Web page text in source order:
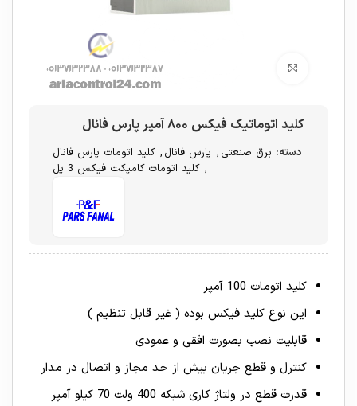
کلید اتوماتیک فیکس ۸۰۰ آمپر پارس فانال
دسته: برق صنعتی , پارس فانال , کلید اتومات پارس فانال
, کلید اتومات کامپکت فیکس 3 پل
کلید اتومات 100 آمپر
این نوع کلید فیکس بوده ( غیر قابل تنظیم )
قابلیت نصب بصورت افقی و عمودی
کنترل و قطع جریان بیش از حد مجاز و اتصال در مدار
قدرت قطع در ولتاژ کاری شبکه 400 ولت 70 کیلو آمپر